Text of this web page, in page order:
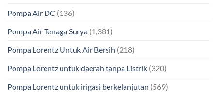
Pompa Air DC (136)
Pompa Air Tenaga Surya (1,381)
Pompa Lorentz Untuk Air Bersih (218)
Pompa Lorentz untuk daerah tanpa Listrik (320)
Pompa Lorentz untuk irigasi berkelanjutan (569)